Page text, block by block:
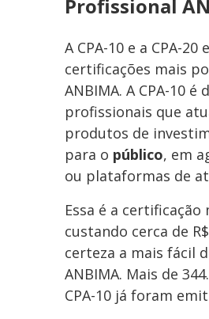
Profissional
A CPA-10 e a CPA-
certificações mais
ANBIMA. A CPA-10 é
profissionais que
produtos de
para o público, em
ou plataformas de
Essa é a
custando cerca de
certeza a mais fácil
ANBIMA. Mais de
CPA-10 já foram